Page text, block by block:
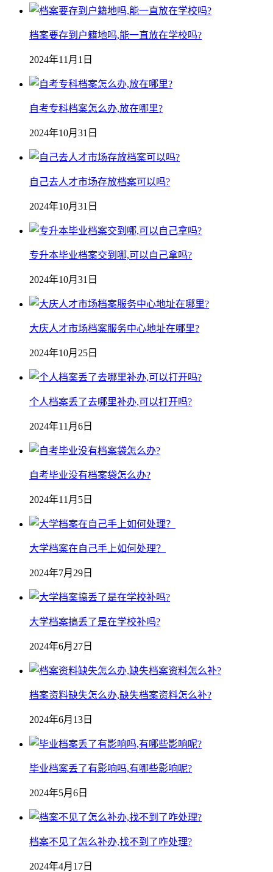
档案要存到户籍地吗,能一直放在学校吗?
2024年11月1日
自考专科档案怎么办,放在哪里?
2024年10月31日
自己去人才市场存放档案可以吗?
2024年10月31日
专升本毕业档案交到哪,可以自己拿吗?
2024年10月31日
大庆人才市场档案服务中心地址在哪里?
2024年10月25日
个人档案丢了去哪里补办,可以打开吗?
2024年11月6日
自考毕业没有档案袋怎么办?
2024年11月5日
大学档案在自己手上如何处理？
2024年7月29日
大学档案搞丢了是在学校补吗?
2024年6月27日
档案资料缺失怎么办,缺失档案资料怎么补?
2024年6月13日
毕业档案丢了有影响吗,有哪些影响呢?
2024年5月6日
档案不见了怎么补办,找不到了咋处理?
2024年4月17日